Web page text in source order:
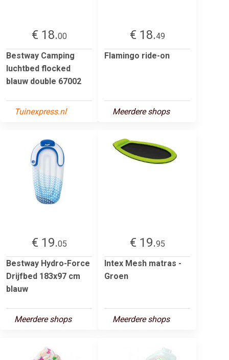
€ 18.00
Bestway Camping
luchtbed flocked
blauw double 67002
Tuinexpress.nl
€ 18.49
Flamingo ride-on
Meerdere shops
€ 19.05
Bestway Hydro-Force
Drijfbed 183x97 cm
blauw
Meerdere shops
€ 19.95
Intex Mesh matras -
Groen
Meerdere shops